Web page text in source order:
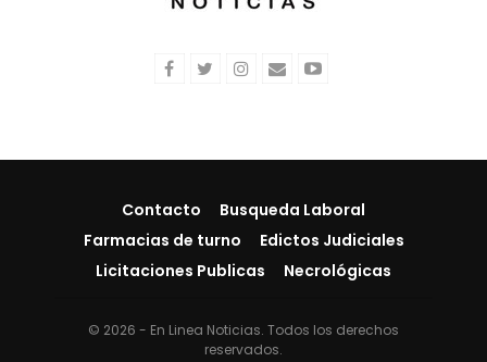
Contacto
Busqueda Laboral
Farmacias de turno
Edictos Judiciales
Licitaciones Publicas
Necrológicas
© 2026 - En Linea Noticias. Todos los derechos
reservados.